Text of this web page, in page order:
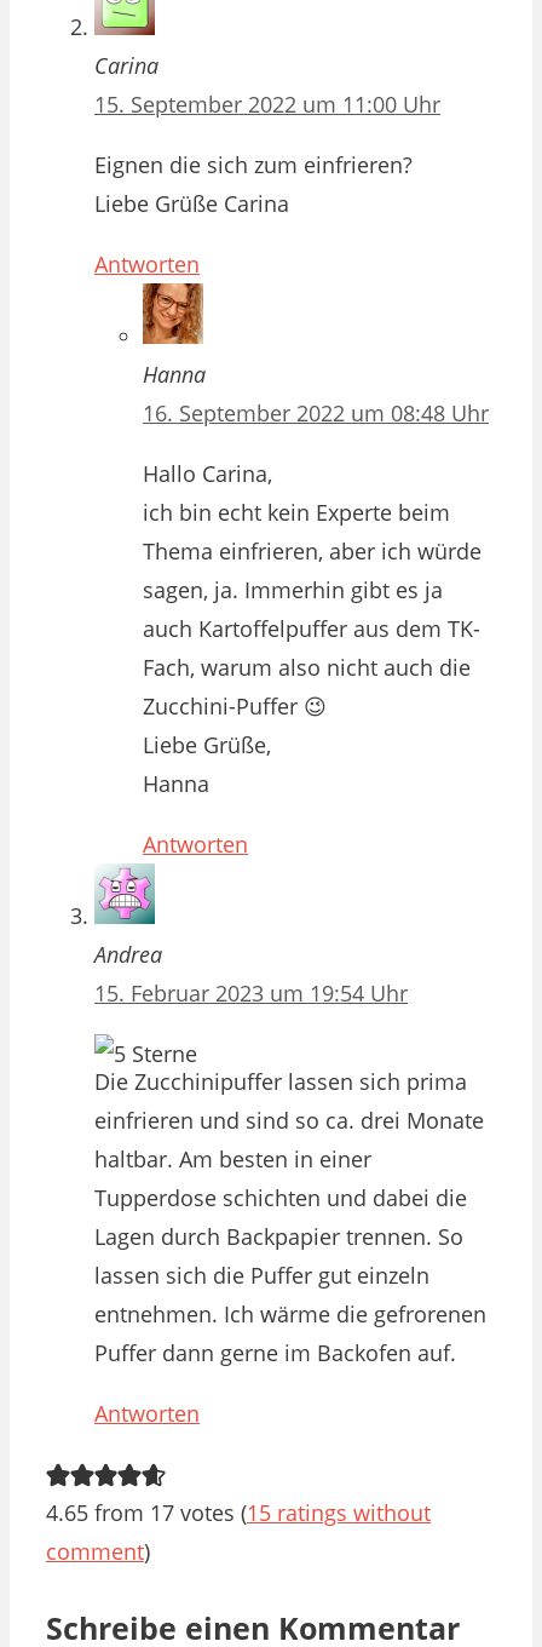
Carina
15. September 2022 um 11:00 Uhr
Eignen die sich zum einfrieren?
Liebe Grüße Carina
Antworten
Hanna
16. September 2022 um 08:48 Uhr
Hallo Carina,
ich bin echt kein Experte beim
Thema einfrieren, aber ich würde
sagen, ja. Immerhin gibt es ja
auch Kartoffelpuffer aus dem TK-
Fach, warum also nicht auch die
Zucchini-Puffer 😉
Liebe Grüße,
Hanna
Antworten
Andrea
15. Februar 2023 um 19:54 Uhr
Die Zucchinipuffer lassen sich prima
einfrieren und sind so ca. drei Monate
haltbar. Am besten in einer
Tupperdose schichten und dabei die
Lagen durch Backpapier trennen. So
lassen sich die Puffer gut einzeln
entnehmen. Ich wärme die gefrorenen
Puffer dann gerne im Backofen auf.
Antworten
4.65 from 17 votes (15 ratings without
comment)
Schreibe einen Kommentar